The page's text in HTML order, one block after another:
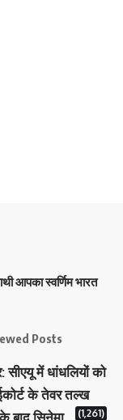
आपका स्वर्णिम भारत
Posts
सीएयू में धांधलियों को
के तेवर तल्ख
(1,261)